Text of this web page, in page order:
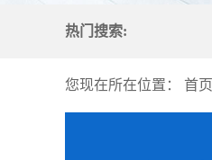
热门搜索:
您现在所在位置： 首页